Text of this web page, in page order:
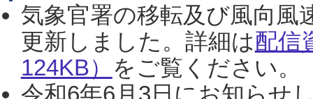
気象官署の移転及び風向風
更新しました。詳細は配信
124KB） をご覧ください。
令和6年6月3日にお知らせ